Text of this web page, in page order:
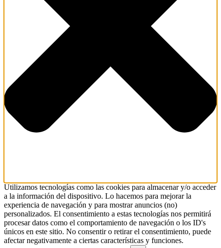
Utilizamos tecnologías como las cookies para almacenar y/o acceder
a la información del dispositivo. Lo hacemos para mejorar la
experiencia de navegación y para mostrar anuncios (no)
personalizados. El consentimiento a estas tecnologías nos permitirá
procesar datos como el comportamiento de navegación o los ID's
únicos en este sitio. No consentir o retirar el consentimiento, puede
afectar negativamente a ciertas características y funciones.